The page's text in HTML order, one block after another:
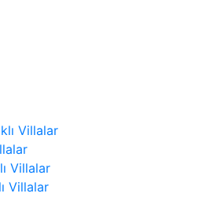
Villalar
Villalar
Villalar